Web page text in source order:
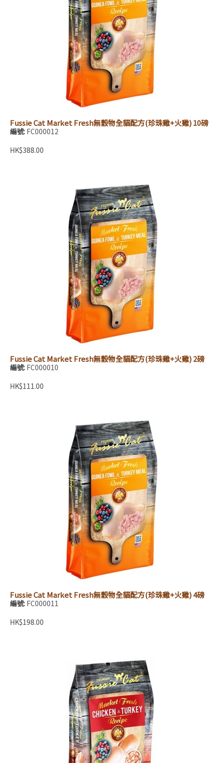
Fussie Cat Market Fresh無穀物全貓配方(珍珠雞+火雞) 10磅
編號: FC000012
HK$388.00
Fussie Cat Market Fresh無穀物全貓配方(珍珠雞+火雞) 2磅
編號: FC000010
HK$111.00
Fussie Cat Market Fresh無穀物全貓配方(珍珠雞+火雞) 4磅
編號: FC000011
HK$198.00